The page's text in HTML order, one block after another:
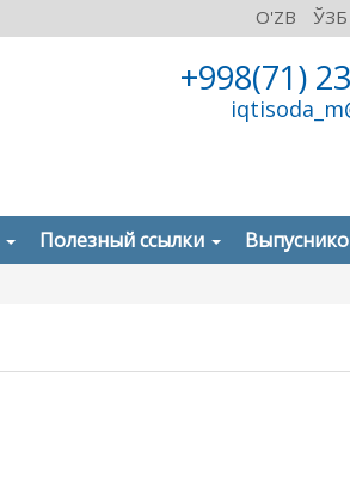
O'ZB ЎЗБ
+998(71)
Полезный ссылки